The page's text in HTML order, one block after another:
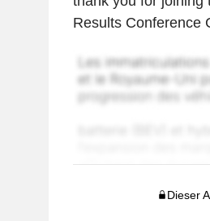
Results Conference
Dieser